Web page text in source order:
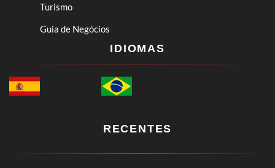
Turismo
Guia de Negócios
IDIOMAS
RECENTES